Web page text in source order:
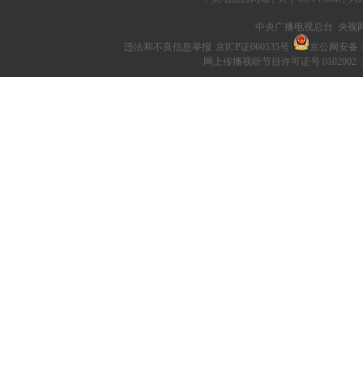
中央广播电视总台 央视
违法和不良信息举报 京ICP证060535号
京公网安备
网上传播视听节目许可证号 0102002